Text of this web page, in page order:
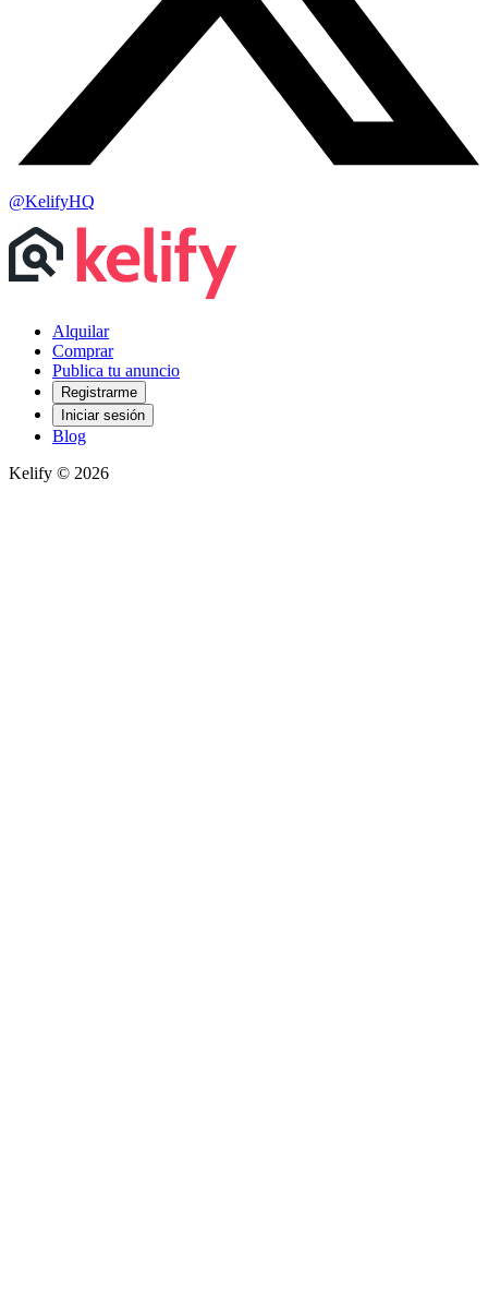
@KelifyHQ
Alquilar
Comprar
Publica tu anuncio
Registrarme
Iniciar sesión
Blog
Kelify © 2026